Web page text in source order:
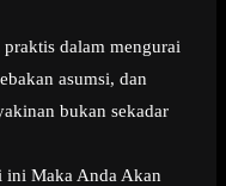
dalam mengurai
asumsi, dan
bukan sekadar
ini Maka Anda Akan